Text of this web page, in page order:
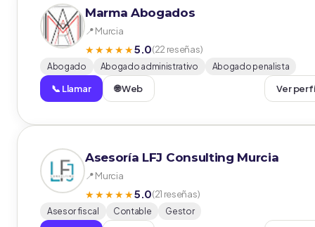
Marma Abogados
📍 Murcia
★★★★★5.0(22 reseñas)
Abogado Abogado administrativo Abogado penalista
📞 Llamar 🌐 Web Ver
Asesoría LFJ Consulting Murcia
📍 Murcia
★★★★★5.0(21 reseñas)
Asesor fiscal Contable Gestor